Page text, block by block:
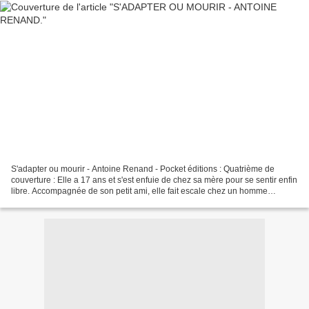
S'adapter ou mourir - Antoine Renand - Pocket éditions : Quatrième de
couverture : Elle a 17 ans et s'est enfuie de chez sa mère pour se sentir enfin
libre. Accompagnée de son petit ami, elle fait escale chez un homme